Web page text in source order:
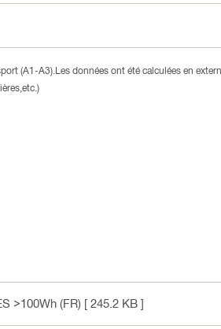
(A1-A3).Les données ont été calculées en
>100Wh (FR) [ 245.2 KB ]